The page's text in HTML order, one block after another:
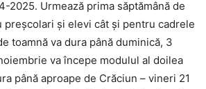
2025. Urmează prima săptămână de
preșcolari și elevi cât și pentru cadrele
toamnă va dura până duminică, 3
va începe modulul al doilea
până aproape de Crăciun – vineri 21